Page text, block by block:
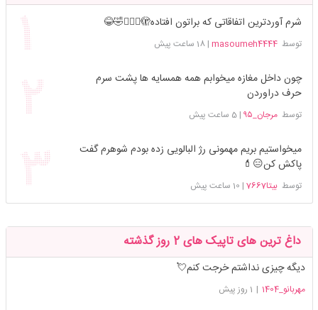
شرم آوردترین اتفاقاتی که براتون افتاده🫣🤦🏻‍♀️🤣😂
توسطmasoumeh4444
|18 ساعت پیش
چون داخل مغازه میخوابم همه همسایه ها پشت سرم
حرف دراوردن
توسطمرجان_۹۵ |5 ساعت پیش
میخواستیم بریم مهمونی رژ البالویی زده بودم شوهرم گفت
پاکش کن😑💄
توسطبیتا7667 | 10 ساعت پیش
داغ ترین های تاپیک های 2 روز گذشته
دیگه چیزی نداشتم خرجت کنم💘
مهربانو_1404 | 1 روز پیش